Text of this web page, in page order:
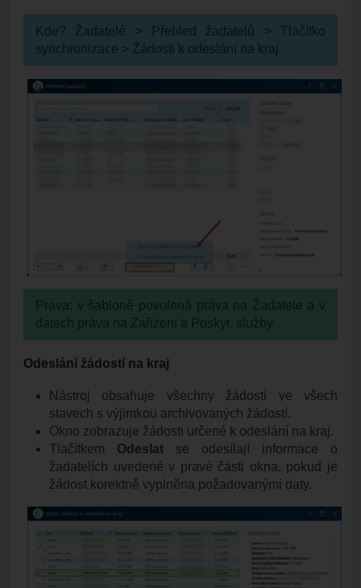
Kde? Žadatelé > Přehled žadatelů > Tlačítko
synchronizace > Žádosti k odeslání na kraj
Práva: v šabloně povolená práva na Žadatele a v
datech práva na Zařízení a Poskyt. služby
Odeslání žádostí na kraj
Nástroj obsahuje všechny žádosti ve všech
stavech s výjimkou archivovaných žádostí.
Okno zobrazuje žádosti určené k odeslání na kraj.
Tlačítkem Odeslat se odesílají informace o
žadatelích uvedené v pravé části okna, pokud je
žádost korektně vyplněna požadovanými daty.